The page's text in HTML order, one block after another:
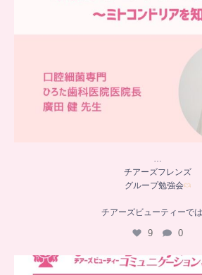
…
チアーズフレンズ
グループ勉強会
チアーズビューティーでは
9 0
..